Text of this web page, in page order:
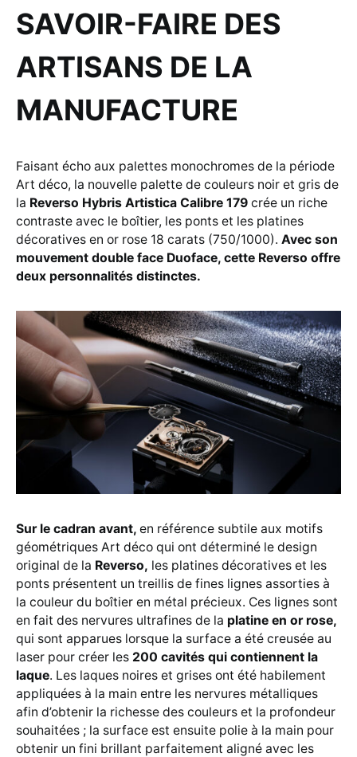
SAVOIR-FAIRE DES
ARTISANS DE LA
MANUFACTURE
Faisant écho aux palettes monochromes de la période
Art déco, la nouvelle palette de couleurs noir et gris de
la Reverso Hybris Artistica Calibre 179 crée un riche
contraste avec le boîtier, les ponts et les platines
décoratives en or rose 18 carats (750/1000). Avec son
mouvement double face Duoface, cette Reverso offre
deux personnalités distinctes.
Sur le cadran avant, en référence subtile aux motifs
géométriques Art déco qui ont déterminé le design
original de la Reverso, les platines décoratives et les
ponts présentent un treillis de fines lignes assorties à
la couleur du boîtier en métal précieux. Ces lignes sont
en fait des nervures ultrafines de la platine en or rose,
qui sont apparues lorsque la surface a été creusée au
laser pour créer les 200 cavités qui contiennent la
laque. Les laques noires et grises ont été habilement
appliquées à la main entre les nervures métalliques
afin d’obtenir la richesse des couleurs et la profondeur
souhaitées ; la surface est ensuite polie à la main pour
obtenir un fini brillant parfaitement aligné avec les